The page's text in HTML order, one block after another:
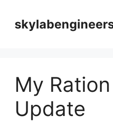
content
My
Update